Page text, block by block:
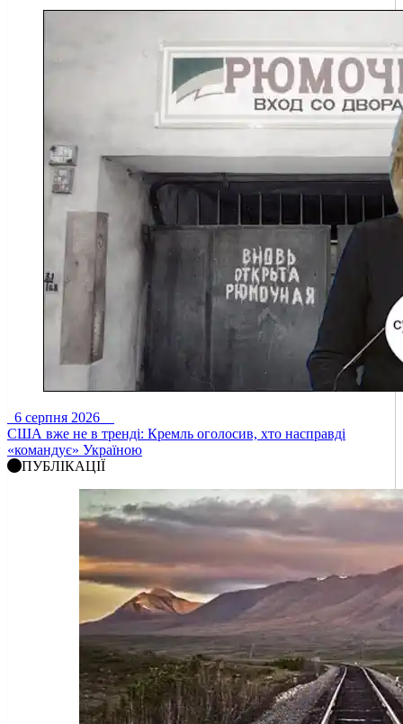
6 серпня 2026
США вже не в тренді: Кремль оголосив, хто насправді
«командує» Україною
ПУБЛІКАЦІЇ